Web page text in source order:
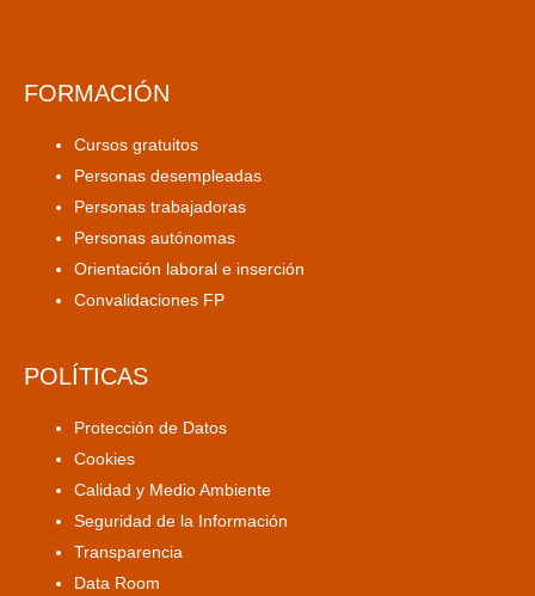
FORMACIÓN
Cursos gratuitos
Personas desempleadas
Personas trabajadoras
Personas autónomas
Orientación laboral e inserción
Convalidaciones FP
POLÍTICAS
Protección de Datos
Cookies
Calidad y Medio Ambiente
Seguridad de la Información
Transparencia
Data Room